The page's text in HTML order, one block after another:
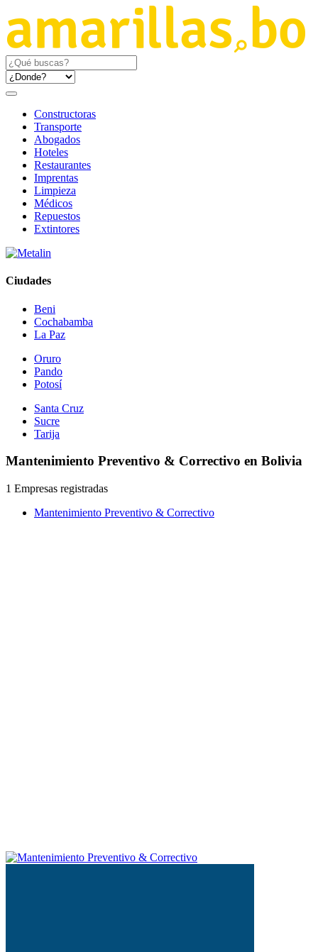
Constructoras
Transporte
Abogados
Hoteles
Restaurantes
Imprentas
Limpieza
Médicos
Repuestos
Extintores
Ciudades
Beni
Cochabamba
La Paz
Oruro
Pando
Potosí
Santa Cruz
Sucre
Tarija
Mantenimiento Preventivo & Correctivo en Bolivia
1 Empresas registradas
Mantenimiento Preventivo & Correctivo